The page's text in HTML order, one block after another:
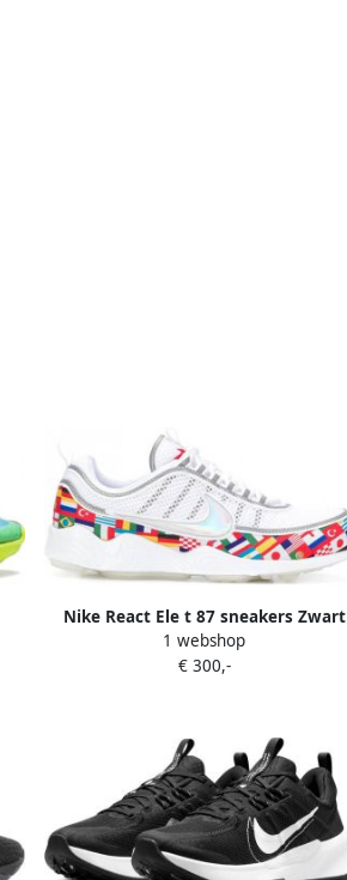
Nike React Ele t 87 sneakers Zwart
1 webshop
€ 300,-